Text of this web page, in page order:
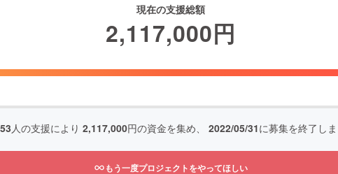
現在の支援総額
2,117,000円
人の支援により 2,117,000円の資金を集め、 2022/05/31に募集を終了し
もう一度プロジェクトをやってほしい